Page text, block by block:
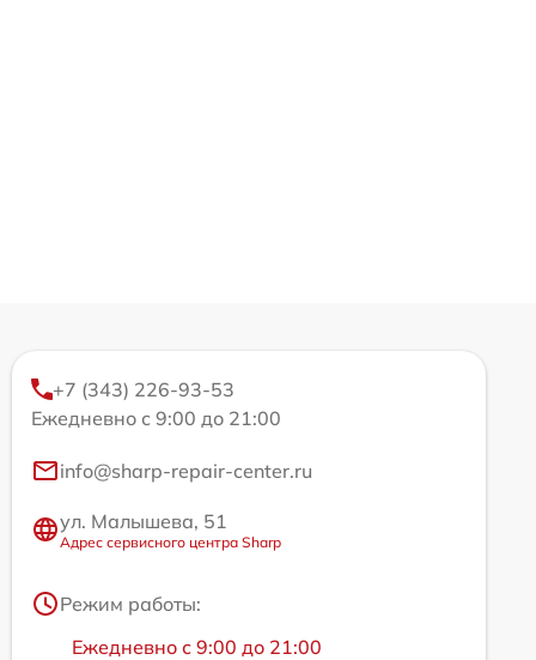
+7 (343) 226-93-53
Ежедневно с 9:00 до 21:00
info@sharp-repair-center.ru
ул. Малышева, 51
Адрес сервисного центра Sharp
Режим работы:
Ежедневно с 9:00 до 21:00